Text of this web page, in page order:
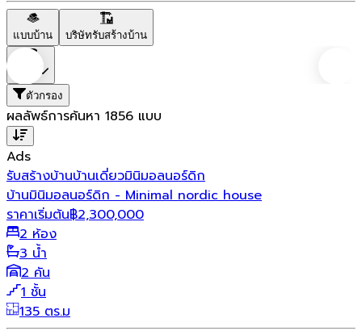
แบบบ้าน บริษัทรับสร้างบ้าน
ตัวกรอง
ผลลัพธ์การค้นหา 1856 แบบ
Ads
รับสร้างบ้านบ้านเดี่ยวมินิมอลนอร์ดิก
บ้านมินิมอลนอร์ดิก - Minimal nordic house
ราคาเริ่มต้น฿2,300,000
2 ห้อง
3 น้ำ
2 คัน
1 ชั้น
135 ตร.ม